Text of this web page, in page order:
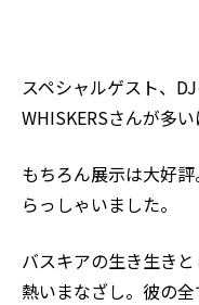
スペシャルゲスト、
WHISKERSさんが多
もちろん展示は大好
らっしゃいました。
バスキアの生き生き
熱いまなざし。彼の